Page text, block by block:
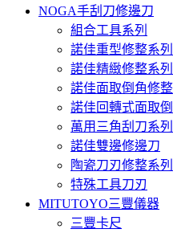
NOGA手刮刀修邊刀
組合工具系列
諾佳重型修整系
諾佳精緻修整系
諾佳面取倒角修整
諾佳回轉式面取
萬用三角刮刀系列
諾佳雙邊修邊刀
陶瓷刀刃修整系列
特殊工具刀刃
MITUTOYO三豐儀器
三豐卡尺